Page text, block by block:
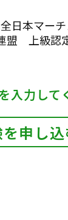
全日本マー
盟 上級認
入力して
申し込